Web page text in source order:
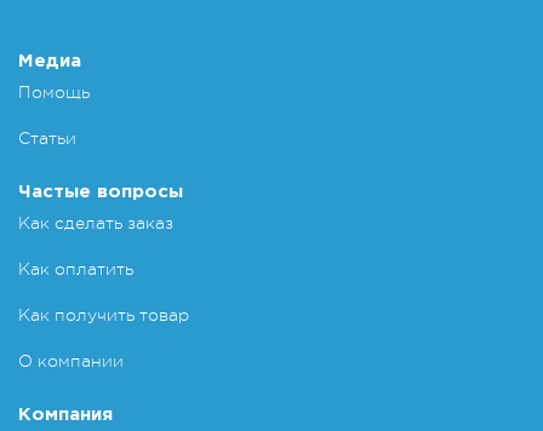
Медиа
Помощь
Статьи
Частые вопросы
Как сделать заказ
Как оплатить
Как получить товар
О компании
Компания